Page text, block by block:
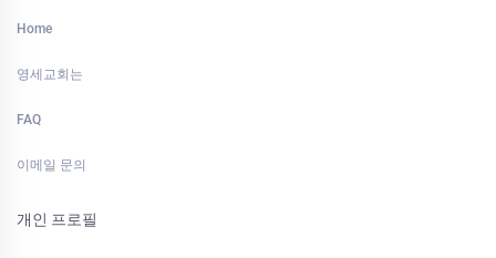
Home
영세교회는
FAQ
이메일 문의
개인 프로필